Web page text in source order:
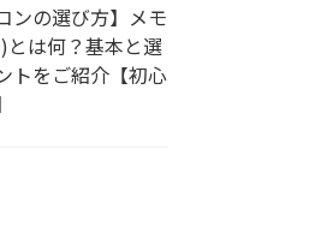
ンの選び方】メモ
とは何？基本と選
トをご紹介【初心